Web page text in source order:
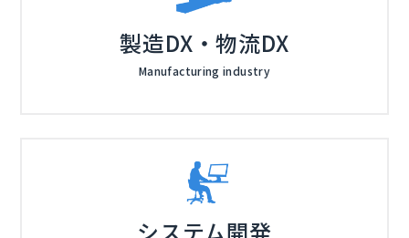
製造DX・物流DX
Manufacturing industry
システム開発